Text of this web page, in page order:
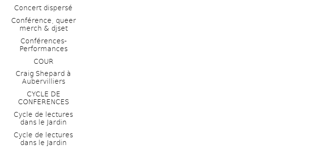
Concert dispersé
Conférence, queer
merch & djset
Conférences-
Performances
COUR
Craig Shepard à
Aubervilliers
CYCLE DE
CONFERENCES
Cycle de lectures
dans le Jardin
Cycle de lectures
dans le Jardin